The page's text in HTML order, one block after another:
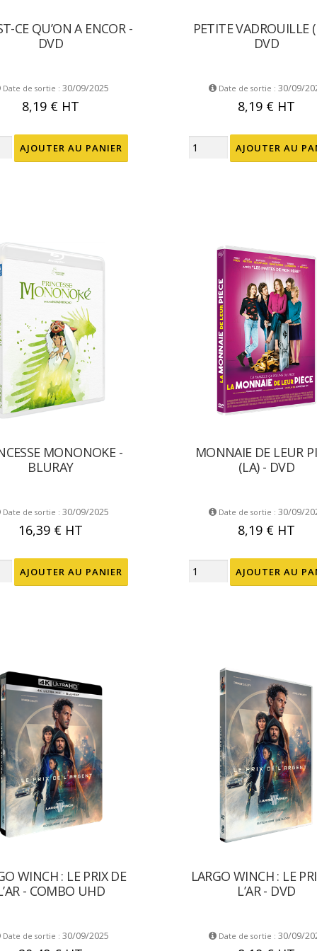
CE QU’ON A ENCOR -
DVD
Date de sortie : 30/09/2025
8,19 € HT
PETITE VADROUILLE
DVD
Date de sortie : 30/09/
8,19 € HT
MONONOKE -
BLURAY
Date de sortie : 30/09/2025
16,39 € HT
MONNAIE DE LEUR
(LA) - DVD
Date de sortie : 30/09/
8,19 € HT
WINCH : LE PRIX DE
- COMBO UHD
Date de sortie : 30/09/2025
LARGO WINCH : LE
L’AR - DVD
Date de sortie : 30/09/